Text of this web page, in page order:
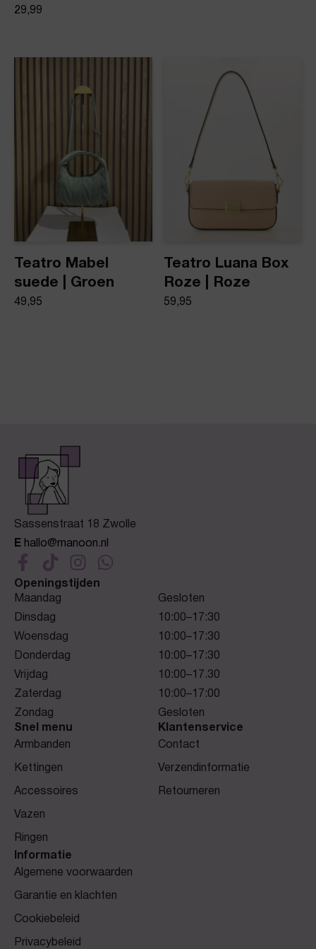
29,99
Teatro Mabel
suede | Groen
49,95
Teatro Luana Box
Roze | Roze
59,95
Sassenstraat 18 Zwolle
E hallo@manoon.nl
Openingstijden
Maandag
Gesloten
Dinsdag
10:00–17:30
Woensdag
10:00–17:30
Donderdag
10:00–17:30
Vrijdag
10:00–17.30
Zaterdag
10:00–17:00
Zondag
Gesloten
Snel menu
Armbanden
Kettingen
Accessoires
Vazen
Ringen
Klantenservice
Contact
Verzendinformatie
Retourneren
Informatie
Algemene voorwaarden
Garantie en klachten
Cookiebeleid
Privacybeleid